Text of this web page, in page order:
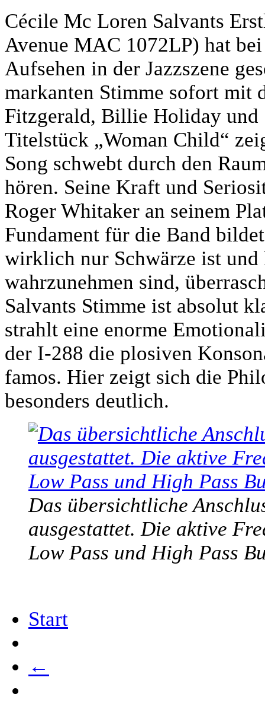
Cécile Mc Loren Salvants
Avenue MAC 1072LP) hat
Aufsehen in der Jazzszene
markanten Stimme sofort mit
Fitzgerald, Billie Holiday und
Titelstück „Woman Child“
Song schwebt durch den
hören. Seine Kraft und
Roger Whitaker an seinem
Fundament für die Band
wirklich nur Schwärze ist und
wahrzunehmen sind,
Salvants Stimme ist absolut
strahlt eine enorme
der I-288 die plosiven
famos. Hier zeigt sich die
besonders deutlich.
Das übersichtliche
ausgestattet. Die aktive
Low Pass und High Pass
Start
←